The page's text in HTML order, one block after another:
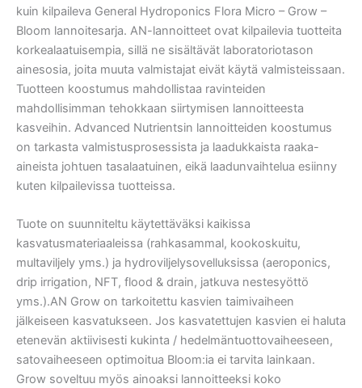
kuin kilpaileva General Hydroponics Flora Micro – Grow –
Bloom lannoitesarja. AN-lannoitteet ovat kilpailevia tuotteita
korkealaatuisempia, sillä ne sisältävät laboratoriotason
ainesosia, joita muuta valmistajat eivät käytä valmisteissaan.
Tuotteen koostumus mahdollistaa ravinteiden
mahdollisimman tehokkaan siirtymisen lannoitteesta
kasveihin. Advanced Nutrientsin lannoitteiden koostumus
on tarkasta valmistusprosessista ja laadukkaista raaka-
aineista johtuen tasalaatuinen, eikä laadunvaihtelua esiinny
kuten kilpailevissa tuotteissa.
Tuote on suunniteltu käytettäväksi kaikissa
kasvatusmateriaaleissa (rahkasammal, kookoskuitu,
multaviljely yms.) ja hydroviljelysovelluksissa (aeroponics,
drip irrigation, NFT, flood & drain, jatkuva nestesyöttö
yms.).AN Grow on tarkoitettu kasvien taimivaiheen
jälkeiseen kasvatukseen. Jos kasvatettujen kasvien ei haluta
etenevän aktiivisesti kukinta / hedelmäntuottovaiheeseen,
satovaiheeseen optimoitua Bloom:ia ei tarvita lainkaan.
Grow soveltuu myös ainoaksi lannoitteeksi koko